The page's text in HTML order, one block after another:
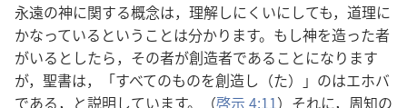
永遠​の​神​に​関する​概念​は，理解​し​にくい​に​し​て​も，道理​に​
かなっ​て​いる​と​いう​こと​は​分かり​ます。もし​神​を​造っ​た​者​
が​いる​と​し​たら，その​者​が​創造​者​で​ある​こと​に​なり​ます​
が，聖書​は，「すべて​の​もの​を​創造​し（た）」の​は​エホバ​
で​ある，と​説明​し​て​い​ます。（啓示 4:11）それ​に，周知​の​